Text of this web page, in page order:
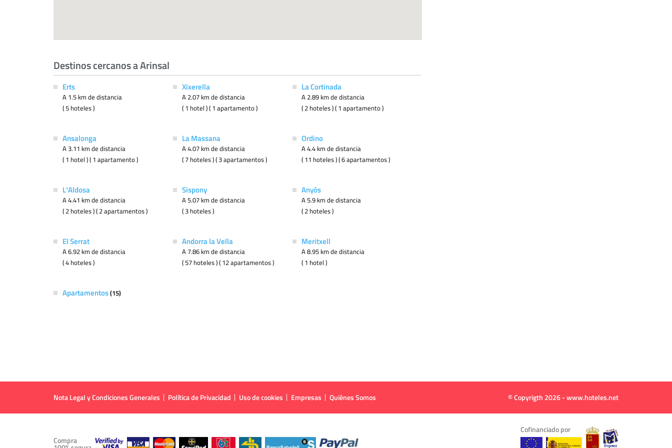
Destinos cercanos a Arinsal
Erts
A 1.5 km de distancia
( 5 hoteles )
Xixerella
A 2.07 km de distancia
( 1 hotel ) ( 1 apartamento )
La Cortinada
A 2.89 km de distancia
( 2 hoteles ) ( 1 apartamento )
Ansalonga
A 3.11 km de distancia
( 1 hotel ) ( 1 apartamento )
La Massana
A 4.07 km de distancia
( 7 hoteles ) ( 3 apartamentos )
Ordino
A 4.4 km de distancia
( 11 hoteles ) ( 6 apartamentos )
LʼAldosa
A 4.41 km de distancia
( 2 hoteles ) ( 2 apartamentos )
Sispony
A 5.07 km de distancia
( 3 hoteles )
Anyós
A 5.9 km de distancia
( 2 hoteles )
El Serrat
A 6.92 km de distancia
( 4 hoteles )
Andorra la Vella
A 7.86 km de distancia
( 57 hoteles ) ( 12 apartamentos )
Meritxell
A 8.95 km de distancia
( 1 hotel )
Apartamentos(15)
Nota Legal y Condiciones Generales Política de Privacidad Uso de cookies Empresas Quiénes Somos © Copyrigth 2026 - www.hoteles.net
Compra
Cofinanciado por